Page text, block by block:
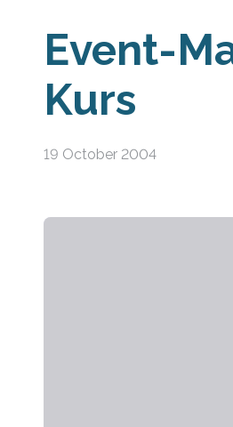
Event-
Kurs
19 October 2004